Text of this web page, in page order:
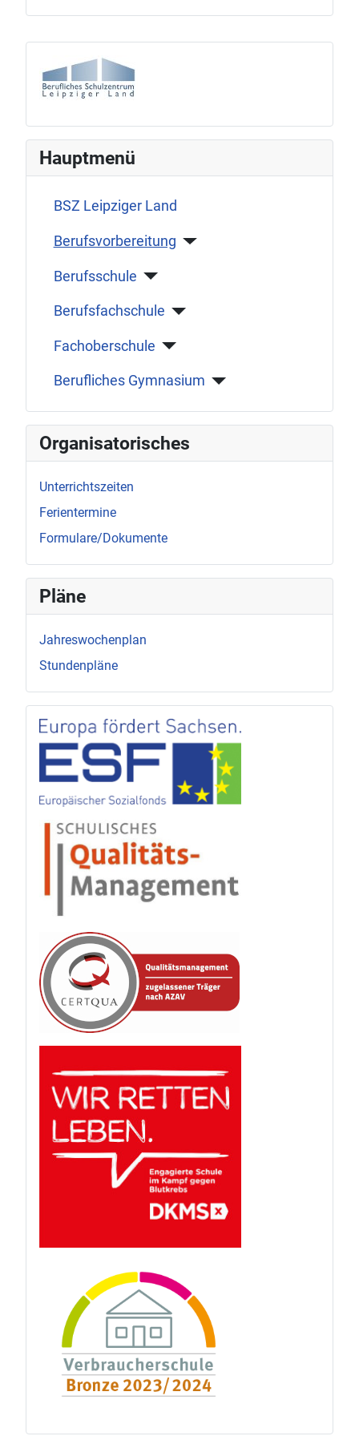
Hauptmenü
BSZ Leipziger Land
Berufsvorbereitung
Berufsschule
Berufsfachschule
Fachoberschule
Berufliches Gymnasium
Organisatorisches
Unterrichtszeiten
Ferientermine
Formulare/Dokumente
Pläne
Jahreswochenplan
Stundenpläne